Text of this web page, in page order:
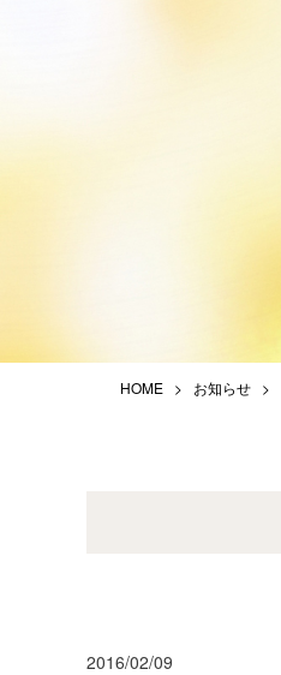
HOME お知らせ
2016/02/09